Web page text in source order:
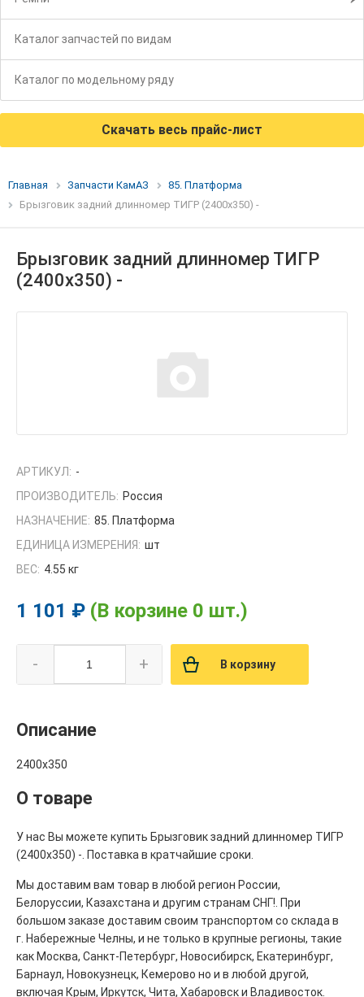
Каталог запчастей по видам
Каталог по модельному ряду
Скачать весь прайс-лист
Главная Запчасти КамАЗ
85. Платформа
Брызговик задний длинномер ТИГР (2400х350) -
Брызговик задний длинномер ТИГР
(2400х350) -
АРТИКУЛ: -
ПРОИЗВОДИТЕЛЬ: Россия
НАЗНАЧЕНИЕ: 85. Платформа
ЕДИНИЦА ИЗМЕРЕНИЯ: шт
ВЕС: 4.55 кг
1 101 ₽ (В корзине 0 шт.)
- + В корзину
Описание
2400х350
О товаре
У нас Вы можете купить Брызговик задний длинномер ТИГР
(2400х350) -. Поставка в кратчайшие сроки.
Мы доставим вам товар в любой регион России,
Белоруссии, Казахстана и другим странам СНГ!. При
большом заказе доставим своим транспортом со склада в
г. Набережные Челны, и не только в крупные регионы, такие
как Москва, Санкт-Петербург, Новосибирск, Екатеринбург,
Барнаул, Новокузнецк, Кемерово но и в любой другой,
включая Крым, Иркутск, Чита, Хабаровск и Владивосток.